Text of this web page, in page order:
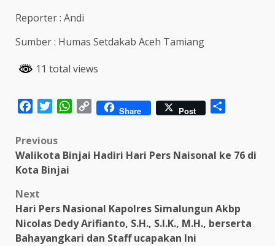
Reporter : Andi
Sumber : Humas Setdakab Aceh Tamiang
11 total views
FacebookTwitterWhatsApp
Copy Share Post
Post
navigation
Previous
Walikota Binjai Hadiri Hari Pers Naisonal ke 76 di
Kota Binjai
Next
Hari Pers Nasional Kapolres Simalungun Akbp
Nicolas Dedy Arifianto, S.H., S.I.K., M.H., berserta
Bahayangkari dan Staff ucapakan Ini